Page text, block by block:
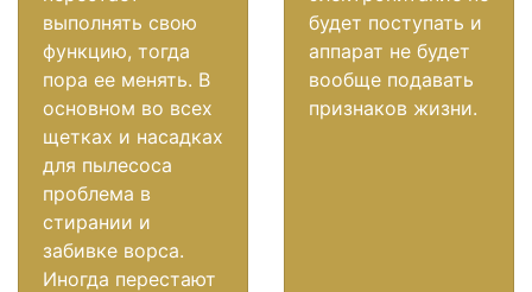
выполнять свою
функцию, тогда
пора ее менять. В
основном во всех
щетках и насадках
для пылесоса
проблема в
стирании и
забивке ворса.
Иногда перестают
будет поступать и
аппарат не будет
вообще подавать
признаков жизни.